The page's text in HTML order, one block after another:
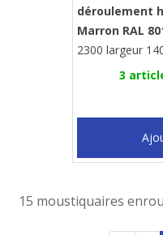
déroulement
Marron RAL
2300 largeur
3
15 moustiquaires